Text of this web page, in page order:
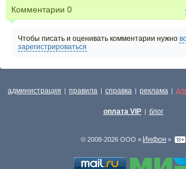
Комментарии 0
Чтобы писать и оценивать комментарии нужно
зарегистрироваться
администрация | правила | справка | реклама |
оплата VIP | блог
© 2008-2026 ООО « Инфон »